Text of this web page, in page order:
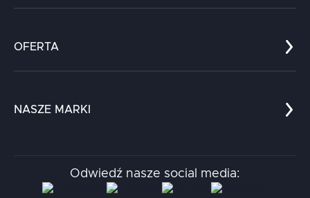
Kariera
Kontakt
OFERTA
Chatboty
NASZE MARKI
Aidapta
AI & NLP Day
Odwiedź nasze social media: